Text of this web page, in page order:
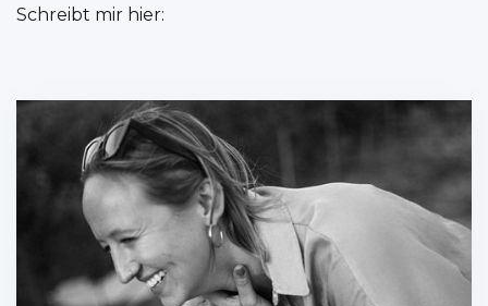
Schreibt mir hier: